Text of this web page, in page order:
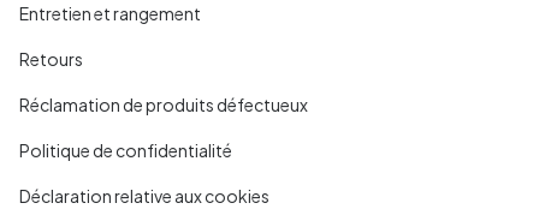
Entretien et rangement
Retours
Réclamation de produits défectueux
Politique de confidentialité
Déclaration relative aux cookies